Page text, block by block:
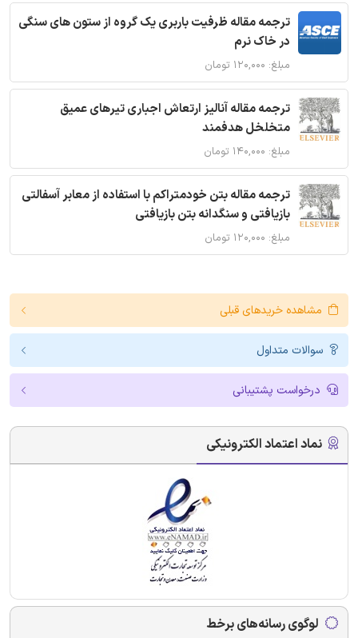
ترجمه مقاله ظرفیت باربری یک گروه از ستون های سنگی
در خاک نرم
مبلغ: ۱۲۰,۰۰۰ تومان
ترجمه مقاله آنالیز ارتعاش اجباری تیرهای عمیق
متخلخل هدفمند
مبلغ: ۱۴۰,۰۰۰ تومان
ترجمه مقاله بتن خودمتراکم با استفاده از معابر آسفالتی
بازیافتی و سنگدانه بتن بازیافتی
مبلغ: ۱۲۰,۰۰۰ تومان
مشاهده خریدهای قبلی
سوالات متداول
درخواست پشتیبانی
نماد اعتماد الکترونیکی
لوگوی رسانه‌های برخط